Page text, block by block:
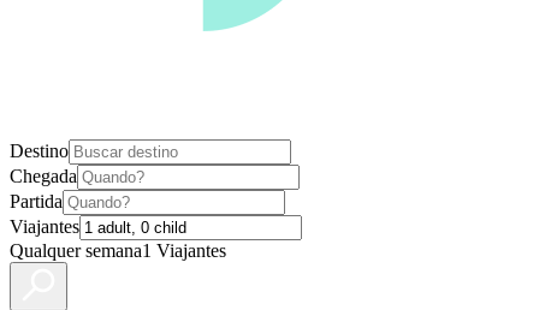
Destino
Chegada
Partida
Viajantes
Qualquer semana1 Viajantes